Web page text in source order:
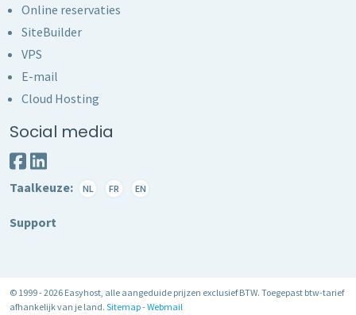
Online reservaties
SiteBuilder
VPS
E-mail
Cloud Hosting
Social media
Taalkeuze: NL FR EN
Support
© 1999 - 2026 Easyhost, alle aangeduide prijzen exclusief BTW. Toegepast btw-tarief
afhankelijk van je land. Sitemap-Webmail